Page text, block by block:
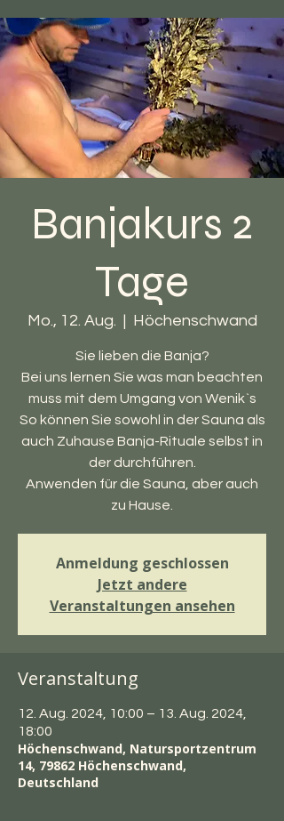
Banjakurs 2
Tage
Mo., 12. Aug.
  |
Höchenschwand
Sie lieben die Banja?
Bei uns lernen Sie was man beachten
muss mit dem Umgang von Wenik`s
So können Sie sowohl in der Sauna als
auch Zuhause Banja-Rituale selbst in
der durchführen.
Anwenden für die Sauna, aber auch
zu Hause.
Anmeldung geschlossen
Jetzt andere
Veranstaltungen ansehen
Veranstaltung
12. Aug. 2024, 10:00 – 13. Aug. 2024,
18:00
Höchenschwand, Natursportzentrum
14, 79862 Höchenschwand,
Deutschland